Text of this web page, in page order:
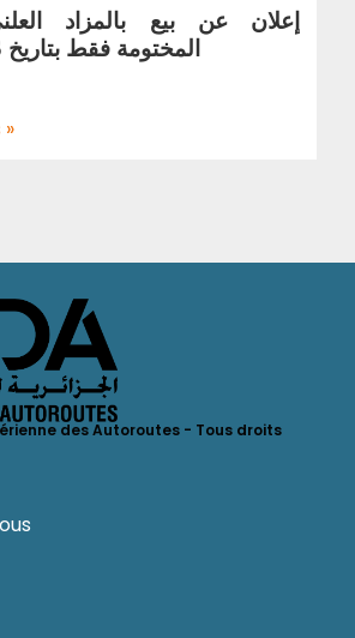
إعلان عن بيع بالمزاد
المختومة فقط بتاريخ 2026/07/13
des Autoroutes - Tous droits